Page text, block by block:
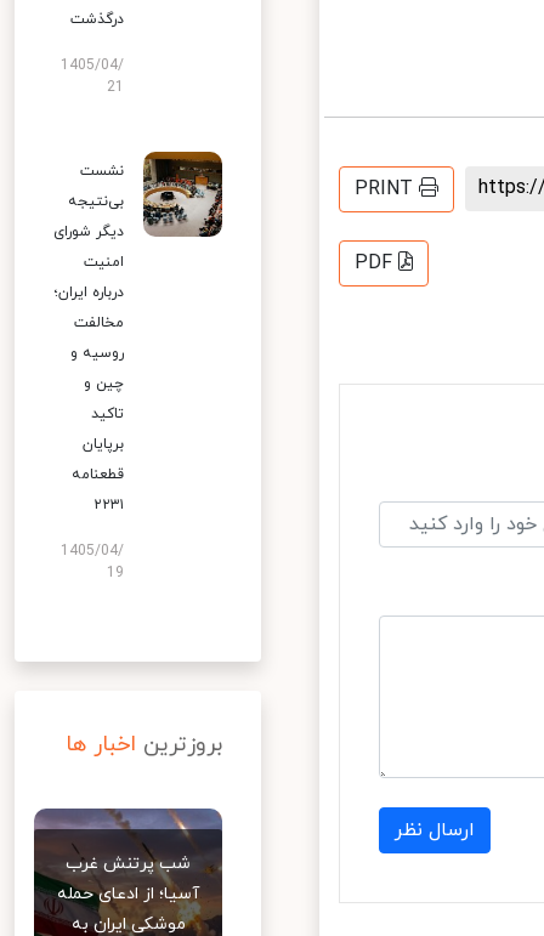
PRINT
PDF
ارسال نظر
درگذشت
1405/04/
نشست
بی‌نتیجه
دیگر شورای
امنیت
درباره ایران؛
مخالفت
روسیه و
چین و
تاکید
برپایان
قطعنامه
۲۲۳۱
1405/04/
19
بروزترین اخبار ها
شب پرتنش غرب
آسیا؛ از ادعای حمله
موشکی ایران به